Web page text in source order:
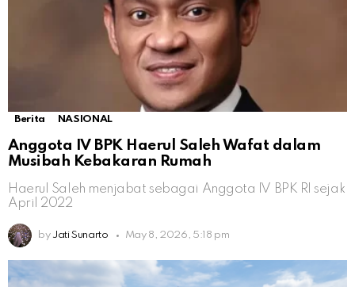
Berita NASIONAL
Anggota IV BPK Haerul Saleh Wafat dalam
Musibah Kebakaran Rumah
Haerul Saleh menjabat sebagai Anggota IV BPK RI sejak
April 2022
by Jati Sunarto May 8, 2026, 5:18 pm